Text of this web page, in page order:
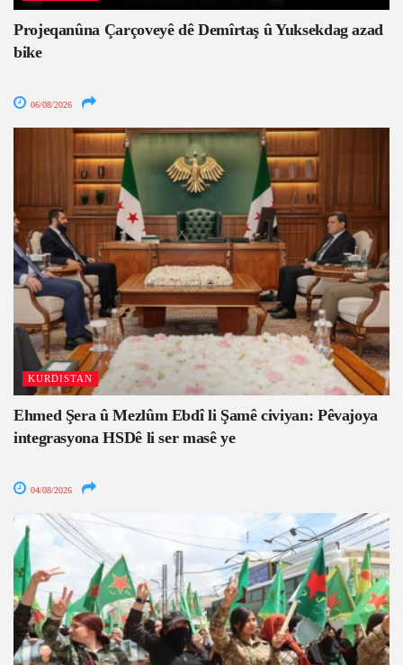
Projeqanûna Çarçoveyê dê Demîrtaş û Yuksekdag azad
bike
06/08/2026
KURDISTAN
Ehmed Şera û Mezlûm Ebdî li Şamê civiyan: Pêvajoya
integrasyona HSDê li ser masê ye
04/08/2026